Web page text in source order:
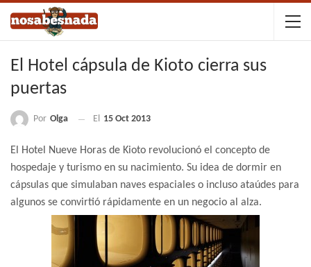
El Hotel cápsula de Kioto cierra sus
puertas
Por Olga El 15 Oct 2013
El Hotel Nueve Horas de Kioto revolucionó el concepto de
hospedaje y turismo en su nacimiento. Su idea de dormir en
cápsulas que simulaban naves espaciales o incluso ataúdes para
algunos se convirtió rápidamente en un negocio al alza.